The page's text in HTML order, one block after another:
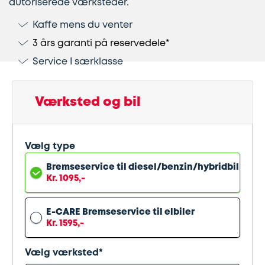
Lapning
af
dæk
Kobling
af
anhængertræk
Olieskift
Reparation
af
Ladestandere
Vinterdæk
Stålfælge
Helårsdæk
Dækopbevaring
Guides
Helårsdæk
Kør
selv
ferie
og
reparation
Sikkerhed
Sommerdæk
Bosch
Car
Service
Landbrug
autoriserede værksteder.
Kaffe mens du venter
3 års garanti på reservedele*
Service I særklasse
Værksted og bil
Vælg type
Bremseservice til diesel/benzin/hybridbil
Kr. 1095,-
E-CARE Bremseservice til elbiler
Kr. 1595,-
Vælg værksted*